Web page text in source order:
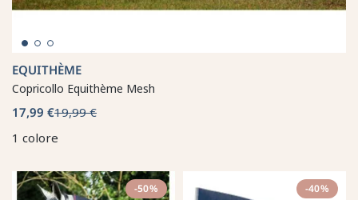
EQUITHÈME
Copricollo Equithème Mesh
17,99 €19,99 €
1 colore
-50% -40%